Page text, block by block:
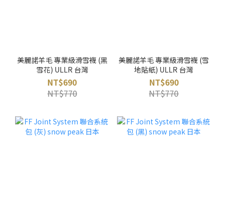
美麗諾羊毛 專業級滑雪襪 (黑
雪花) ULLR 台灣
NT$690
NT$770
美麗諾羊毛 專業級滑雪襪 (雪
地貼紙) ULLR 台灣
NT$690
NT$770